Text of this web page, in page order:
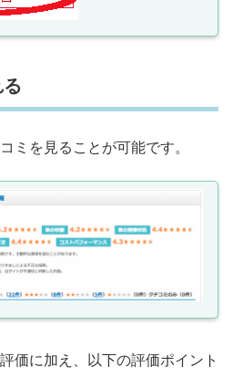
ミを見ることが可能です。
価に加え、以下の評価ポイント